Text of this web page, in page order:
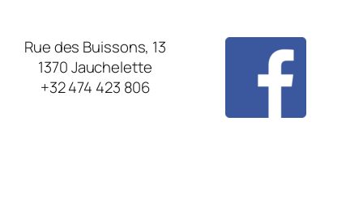
Rue des Buissons, 13
1370 Jauchelette
+32 474 423 806